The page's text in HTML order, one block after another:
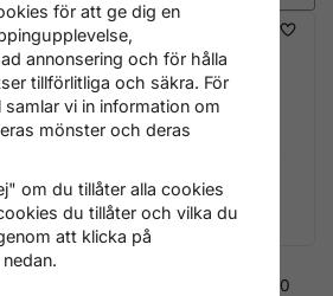
–
Tryckförlustadapter M9x1,0
för att ge dig en
annonsering och för hålla
tillförlitliga och säkra. För
vi in information om
mönster och deras
om du tillåter alla cookies
du tillåter och vilka du
att klicka på